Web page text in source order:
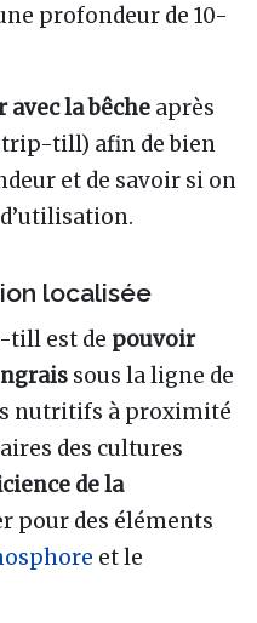
profondeur de 10-
avec la bêche après
till) afin de bien
et de savoir si on
localisée
till est de pouvoir
sous la ligne de
nutritifs à proximité
des cultures
de la
pour des éléments
et le